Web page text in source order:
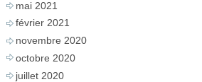
mai 2021
février 2021
novembre 2020
octobre 2020
juillet 2020